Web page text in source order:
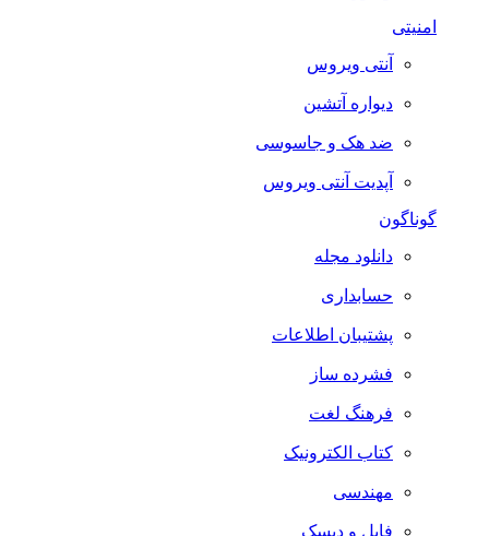
امنیتی
آنتی ویروس
دیواره آتشین
ضد هک و جاسوسی
آپدیت آنتی ویروس
گوناگون
دانلود مجله
حسابداری
پشتیبان اطلاعات
فشرده ساز
فرهنگ لغت
کتاب الکترونیک
مهندسی
فایل و دیسک